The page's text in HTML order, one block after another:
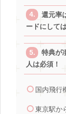
還元率
ードにして
特典が
人は必須！
国内飛行
東京駅か